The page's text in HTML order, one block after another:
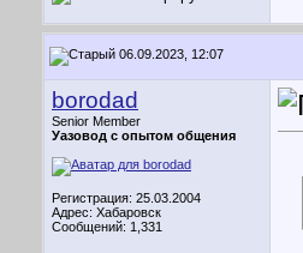
06.09.2023, 12:07
borodad
Senior Member
Уазовод с опытом общения
Регистрация: 25.03.2004
Адрес: Хабаровск
Сообщений: 1,331